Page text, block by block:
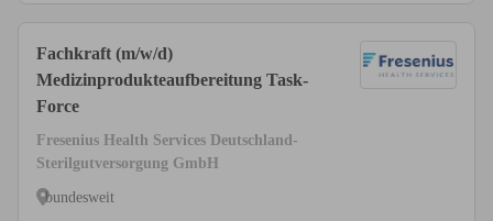
Fachkraft (m/w/d)
Medizinprodukteaufbereitung Task-
Force
Fresenius Health Services Deutschland-
Sterilgutversorgung GmbH
bundesweit